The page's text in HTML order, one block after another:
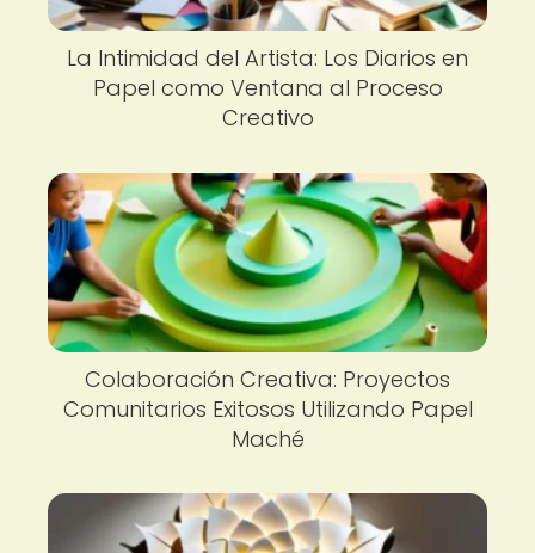
La Intimidad del Artista: Los Diarios en
Papel como Ventana al Proceso
Creativo
Colaboración Creativa: Proyectos
Comunitarios Exitosos Utilizando Papel
Maché